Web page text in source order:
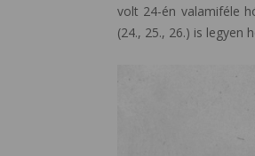
volt 24-én valamiféle
(24., 25., 26.) is legyen